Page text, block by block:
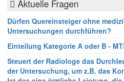
Aktuelle Fragen
Dürfen Quereinsteiger ohne
Untersuchungen durchführen?
Einteilung Kategorie A oder B -
Steuert der Radiologe das
der Untersuchung, um z.B. das